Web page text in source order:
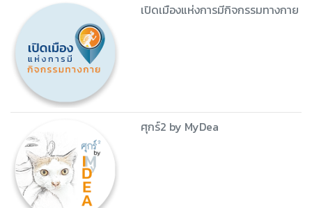
เปิดเมืองแห่งการมีกิจกรรมทางกาย
ศุกร์2 by MyDea